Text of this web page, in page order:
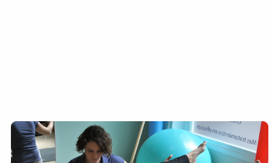
🔍 Buscador Clínicas
📍 Barrio del Pilar